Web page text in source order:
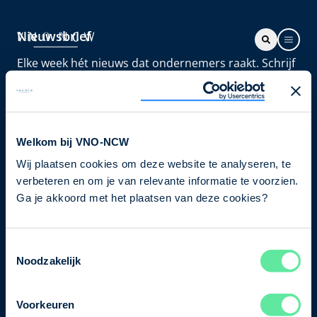
Welkom bij VNO-NCW
Wij plaatsen cookies om deze website te analyseren, te
verbeteren en om je van relevante informatie te voorzien.
Ga je akkoord met het plaatsen van deze cookies?
Noodzakelijk
Voorkeuren
Nieuwsbrief
Elke week hét nieuws dat ondernemers raakt. Schrijf
je nu in voor de VNO-NCW nieuwsbrief.
Schrijf je in
Direct naar
Ons verhaal
Bezuidenhoutseweg 12
T+31 70 349 03 49